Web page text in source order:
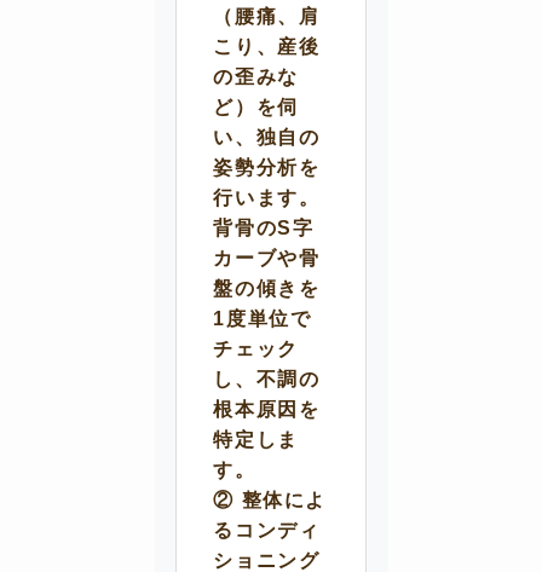
（腰痛、肩
こり、産後
の歪みな
ど）を伺
い、独自の
姿勢分析を
行います。
背骨のS字
カーブや骨
盤の傾きを
1度単位で
チェック
し、不調の
根本原因を
特定しま
す。
② 整体によ
るコンディ
ショニング